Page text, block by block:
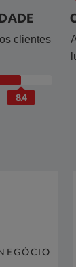
clientes
8.4